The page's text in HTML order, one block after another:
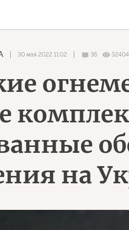
30 мая 2022 11:02 36
на